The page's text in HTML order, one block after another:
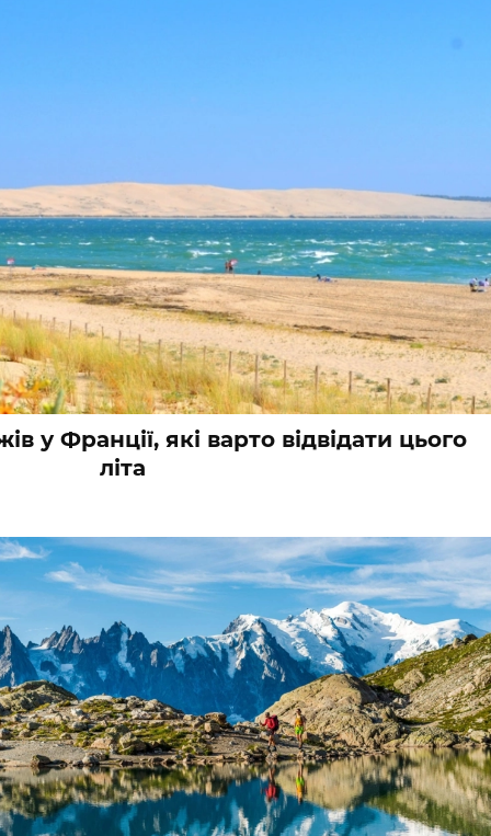
у Франції, які варто відвідати цього
літа